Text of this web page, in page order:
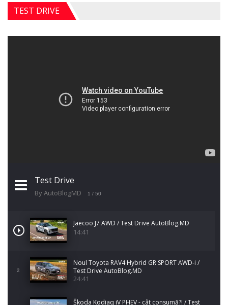
TEST DRIVE
Test Drive
By AutoBlogMD 1 / 50
Jaecoo J7 AWD / Test Drive AutoBlog.MD
14:41
2
Noul Toyota RAV4 Hybrid GR SPORT AWD-i /
Test Drive AutoBlog.MD
24:41
Škoda Kodiaq iV PHEV - cât consumă?! / Test